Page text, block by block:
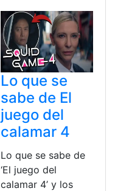
Lo que se
sabe de El
juego del
calamar 4
Lo que se sabe de
‘El juego del
calamar 4’ y los